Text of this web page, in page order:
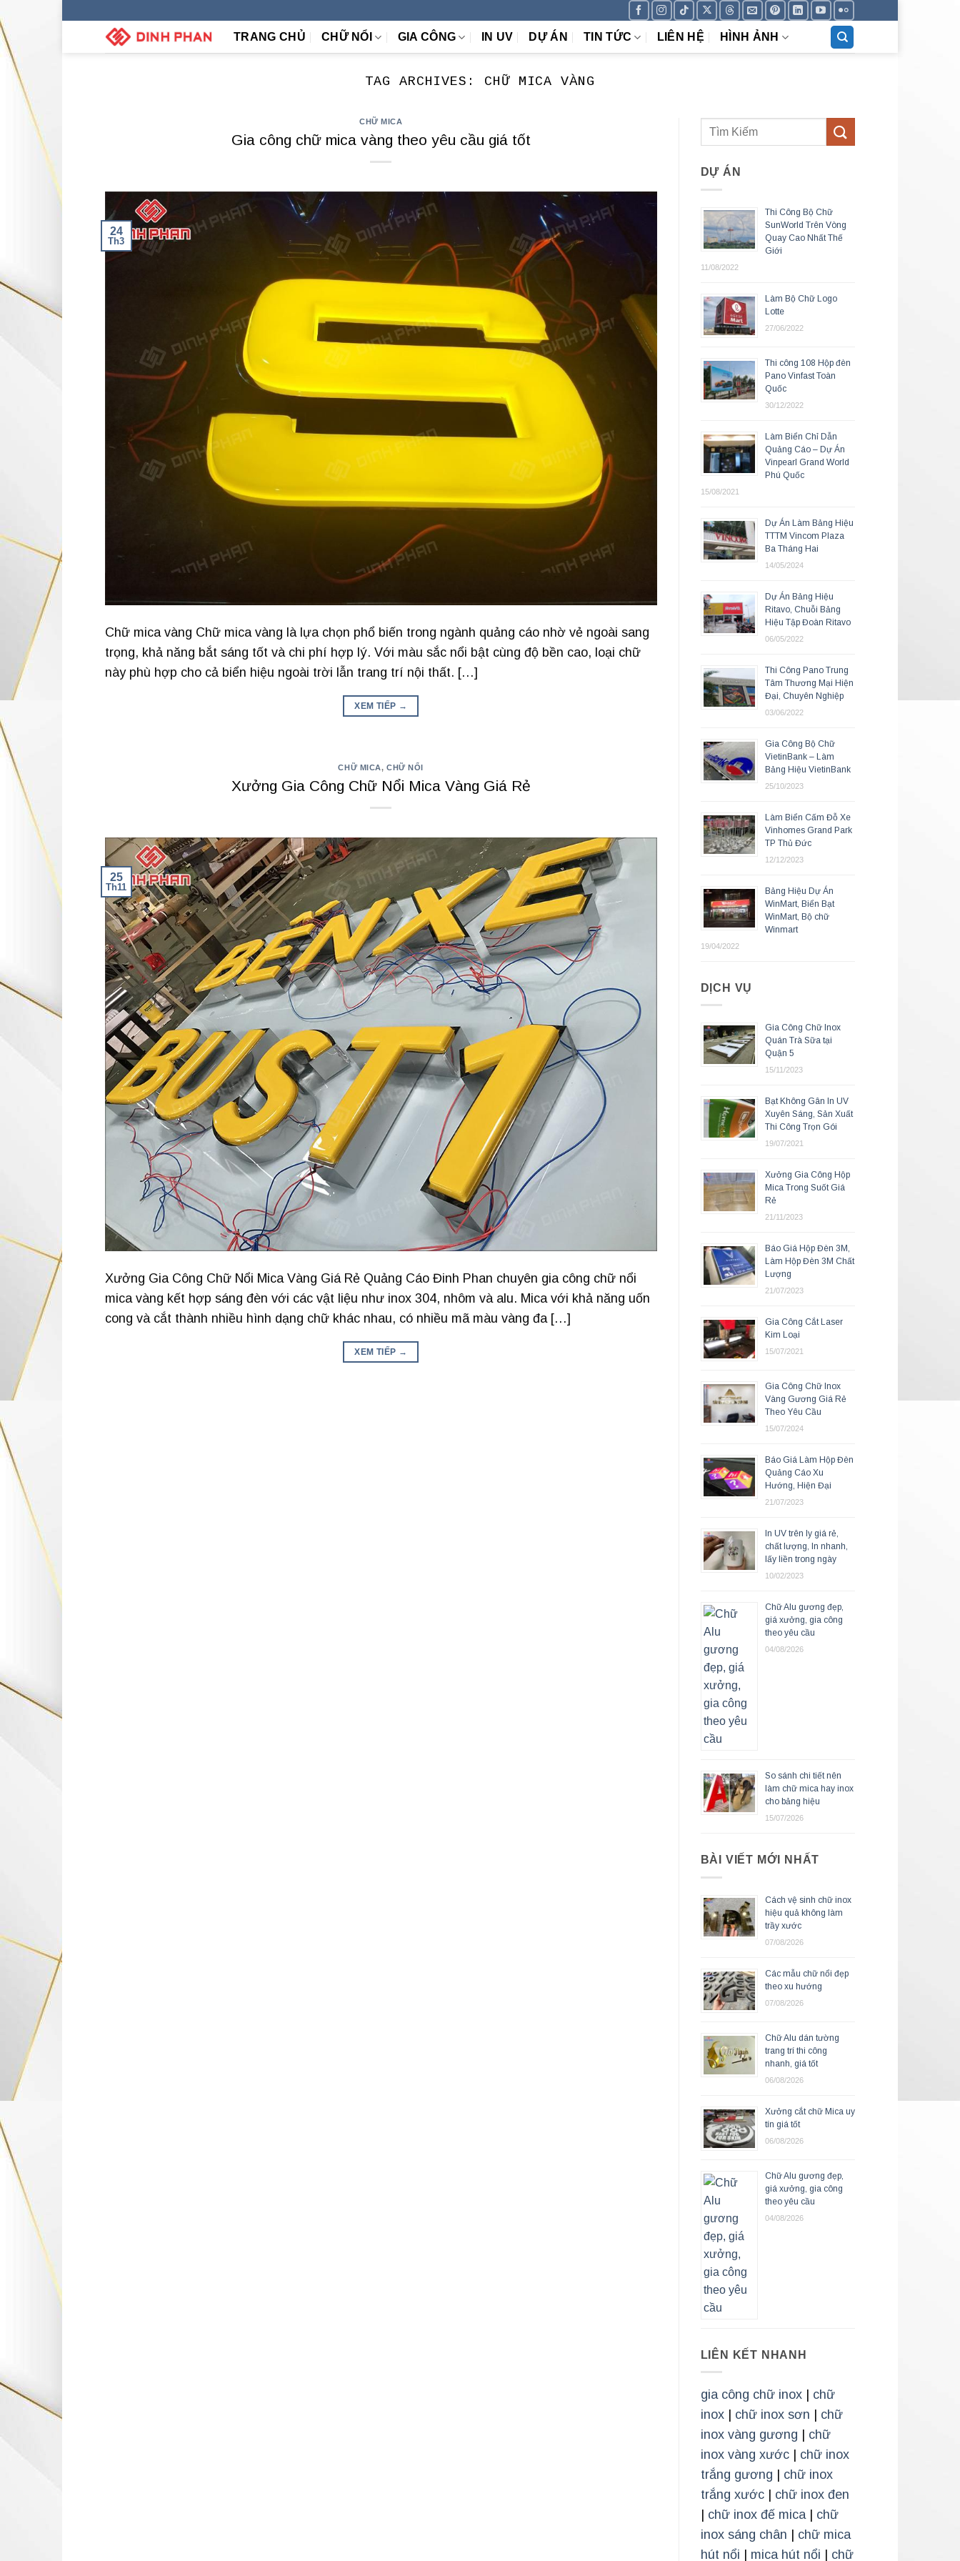
TRANG CHỦ CHỮ NỔI GIA CÔNG IN UV DỰ ÁN TIN TỨC LIÊN HỆ HÌNH ẢNH
TAG ARCHIVES: CHỮ MICA VÀNG
CHỮ MICA
Gia công chữ mica vàng theo yêu cầu giá tốt
24
Th3
Chữ mica vàng Chữ mica vàng là lựa chọn phổ biến trong ngành quảng cáo nhờ vẻ ngoài sang
trọng, khả năng bắt sáng tốt và chi phí hợp lý. Với màu sắc nổi bật cùng độ bền cao, loại chữ
này phù hợp cho cả biển hiệu ngoài trời lẫn trang trí nội thất. […]
XEM TIẾP →
CHỮ MICA,CHỮ NỔI
Xưởng Gia Công Chữ Nổi Mica Vàng Giá Rẻ
25
Th11
Xưởng Gia Công Chữ Nổi Mica Vàng Giá Rẻ Quảng Cáo Đinh Phan chuyên gia công chữ nổi
mica vàng kết hợp sáng đèn với các vật liệu như inox 304, nhôm và alu. Mica với khả năng uốn
cong và cắt thành nhiều hình dạng chữ khác nhau, có nhiều mã màu vàng đa […]
XEM TIẾP →
DỰ ÁN
Thi Công Bộ Chữ
SunWorld Trên Vòng
Quay Cao Nhất Thế
Giới
11/08/2022
Làm Bộ Chữ Logo
Lotte
27/06/2022
Thi công 108 Hộp đèn
Pano Vinfast Toàn
Quốc
30/12/2022
Làm Biển Chỉ Dẫn
Quảng Cáo – Dự Án
Vinpearl Grand World
Phú Quốc
15/08/2021
Dự Án Làm Bảng Hiệu
TTTM Vincom Plaza
Ba Tháng Hai
14/05/2024
Dự Án Bảng Hiệu
Ritavo, Chuỗi Bảng
Hiệu Tập Đoàn Ritavo
06/05/2022
Thi Công Pano Trung
Tâm Thương Mại Hiện
Đại, Chuyên Nghiệp
03/06/2022
Gia Công Bộ Chữ
VietinBank – Làm
Bảng Hiệu VietinBank
25/10/2023
Làm Biển Cấm Đỗ Xe
Vinhomes Grand Park
TP Thủ Đức
12/12/2023
Bảng Hiệu Dự Án
WinMart, Biển Bạt
WinMart, Bộ chữ
Winmart
19/04/2022
DỊCH VỤ
Gia Công Chữ Inox
Quán Trà Sữa tại
Quận 5
15/11/2023
Bạt Không Gân In UV
Xuyên Sáng, Sản Xuất
Thi Công Trọn Gói
19/07/2021
Xưởng Gia Công Hộp
Mica Trong Suốt Giá
Rẻ
21/11/2023
Báo Giá Hộp Đèn 3M,
Làm Hộp Đèn 3M Chất
Lượng
21/07/2023
Gia Công Cắt Laser
Kim Loại
15/07/2021
Gia Công Chữ Inox
Vàng Gương Giá Rẻ
Theo Yêu Cầu
15/07/2024
Báo Giá Làm Hộp Đèn
Quảng Cáo Xu
Hướng, Hiện Đại
21/07/2023
In UV trên ly giá rẻ,
chất lượng, In nhanh,
lấy liền trong ngày
10/02/2023
Chữ Alu gương đẹp,
giá xưởng, gia công
theo yêu cầu
04/08/2026
So sánh chi tiết nên
làm chữ mica hay inox
cho bảng hiệu
15/07/2026
BÀI VIẾT MỚI NHẤT
Cách vệ sinh chữ inox
hiệu quả không làm
trầy xước
07/08/2026
Các mẫu chữ nổi đẹp
theo xu hướng
07/08/2026
Chữ Alu dán tường
trang trí thi công
nhanh, giá tốt
06/08/2026
Xưởng cắt chữ Mica uy
tín giá tốt
06/08/2026
Chữ Alu gương đẹp,
giá xưởng, gia công
theo yêu cầu
04/08/2026
LIÊN KẾT NHANH
gia công chữ inox| chữ
inox| chữ inox sơn
chữ
inox vàng gương
chữ
inox vàng xước| chữ inox
trắng gương
chữ inox
trắng xước| chữ inox đen
chữ inox đế mica| chữ
inox sáng chân
chữ mica
hút nổi
mica hút nổi chữ